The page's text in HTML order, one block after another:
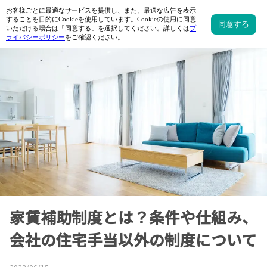
家賃補助制度とは？条件や仕組み、
会社の住宅手当以外の制度について